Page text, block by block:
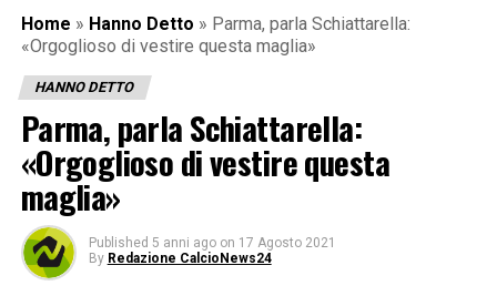
Home » Hanno Detto » Parma, parla Schiattarella:
«Orgoglioso di vestire questa maglia»
HANNO DETTO
Parma, parla Schiattarella:
«Orgoglioso di vestire questa
maglia»
Published 5 anni ago on 17 Agosto 2021
By Redazione CalcioNews24